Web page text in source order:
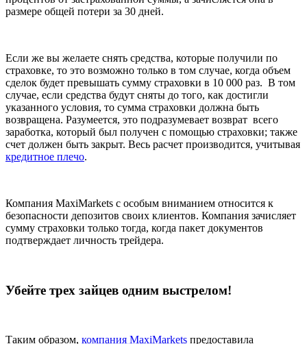
размере общей потери за 30 дней.
Если же вы желаете снять средства, которые получили по
страховке, то это возможно только в том случае, когда объем
сделок будет превышать сумму страховки в 10 000 раз. В том
случае, если средства будут сняты до того, как достигли
указанного условия, то сумма страховки должна быть
возвращена. Разумеется, это подразумевает возврат всего
заработка, который был получен с помощью страховки; также
счет должен быть закрыт. Весь расчет производится, учитывая
кредитное плечо.
Компания MaxiMarkets с особым вниманием относится к
безопасности депозитов своих клиентов. Компания зачисляет
сумму страховки только тогда, когда пакет документов
подтверждает личность трейдера.
Убейте трех зайцев одним выстрелом!
Таким образом, компания MaxiMarkets предоставила